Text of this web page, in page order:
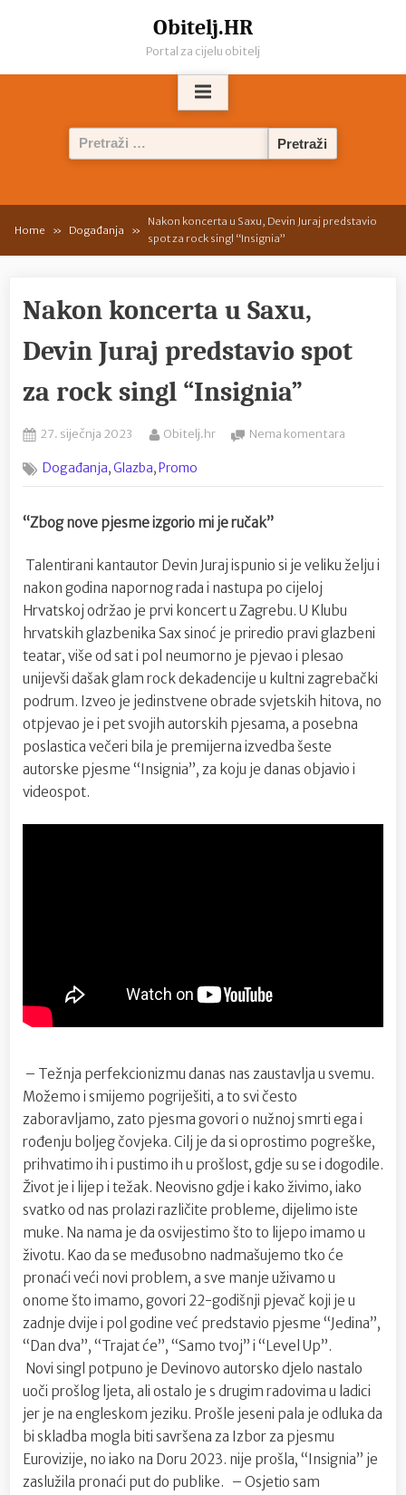
Obitelj.HR
Portal za cijelu obitelj
Pretraži:
Home Događanja
Nakon koncerta u Saxu, Devin Juraj predstavio
spot za rock singl “Insignia”
Nakon koncerta u Saxu,
Devin Juraj predstavio spot
za rock singl “Insignia”
Posted
27. siječnja 2023 By
Obitelj.hr Nema komentara
u
predstavio
za
rock
singl
Događanja,Glazba,Promo
“Zbog nove pjesme izgorio mi je ručak”
Talentirani kantautor Devin Juraj ispunio si je veliku želju i
nakon godina napornog rada i nastupa po cijeloj
Hrvatskoj održao je prvi koncert u Zagrebu. U Klubu
hrvatskih glazbenika Sax sinoć je priredio pravi glazbeni
teatar, više od sat i pol neumorno je pjevao i plesao
unijevši dašak glam rock dekadencije u kultni zagrebački
podrum. Izveo je jedinstvene obrade svjetskih hitova, no
otpjevao je i pet svojih autorskih pjesama, a posebna
poslastica večeri bila je premijerna izvedba šeste
autorske pjesme “Insignia”, za koju je danas objavio i
videospot.
– Težnja perfekcionizmu danas nas zaustavlja u svemu.
Možemo i smijemo pogriješiti, a to svi često
zaboravljamo, zato pjesma govori o nužnoj smrti ega i
rođenju boljeg čovjeka. Cilj je da si oprostimo pogreške,
prihvatimo ih i pustimo ih u prošlost, gdje su se i dogodile.
Život je i lijep i težak. Neovisno gdje i kako živimo, iako
svatko od nas prolazi različite probleme, dijelimo iste
muke. Na nama je da osvijestimo što to lijepo imamo u
životu. Kao da se međusobno nadmašujemo tko će
pronaći veći novi problem, a sve manje uživamo u
onome što imamo, govori 22-godišnji pjevač koji je u
zadnje dvije i pol godine već predstavio pjesme “Jedina”,
“Dan dva”, “Trajat će”, “Samo tvoj” i “Level Up”.
Novi singl potpuno je Devinovo autorsko djelo nastalo
uoči prošlog ljeta, ali ostalo je s drugim radovima u ladici
jer je na engleskom jeziku. Prošle jeseni pala je odluka da
bi skladba mogla biti savršena za Izbor za pjesmu
Eurovizije, no iako na Doru 2023. nije prošla, “Insignia” je
zaslužila pronaći put do publike. – Osjetio sam